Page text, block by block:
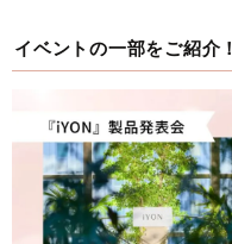
イベントの一部をご紹介！